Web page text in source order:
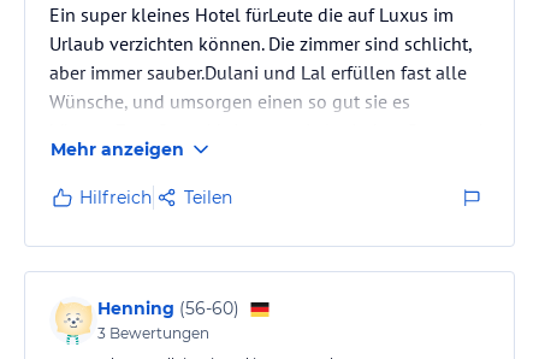
Ein super kleines Hotel fürLeute die auf Luxus im
Urlaub verzichten können. Die zimmer sind schlicht,
aber immer sauber.Dulani und Lal erfüllen fast alle
Wünsche, und umsorgen einen so gut sie es
holt uns auch wieder ab (kostenlos). Wir werden
immer gefragt, was wir essen möchten und
bekommen es dann auch, solange es im Ramen
bleibt, auch ohne Aufpreis. Man hat super
Angelmöglichkeiten direkt am Steg oder mit einer
Ausfahrt aufs Meer, ich fange dort soviel das ich…
Mehr anzeigen
Hilfreich Teilen
Henning (56-60)
3 Bewertungen